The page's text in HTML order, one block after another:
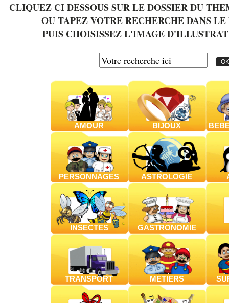
CLIQUEZ CI DESSOUS SUR LE DOSSIER DU
OU TAPEZ VOTRE RECHERCHE DANS
PUIS CHOISISSEZ L'IMAGE
AMOUR BIJOUX
PERSONNAGES ASTROLOGIE
INSECTES GASTRONOMIE
TRANSPORT METIERS